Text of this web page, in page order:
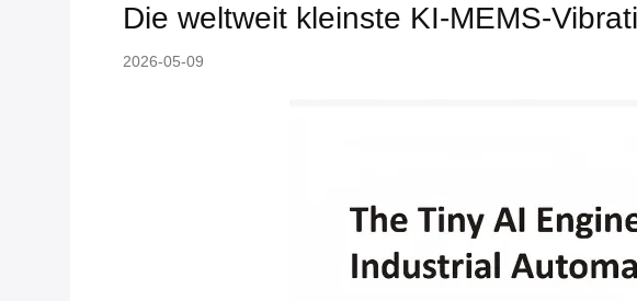
Die weltweit kleinste KI-MEMS-
2026-05-09